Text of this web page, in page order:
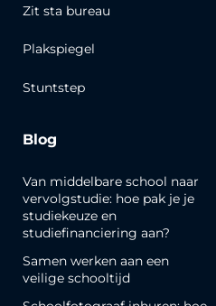
Zit sta bureau
Plakspiegel
Stuntstep
Blog
Van middelbare school naar
vervolgstudie: hoe pak je je
studiekeuze en
studiefinanciering aan?
Samen werken aan een
veilige schooltijd